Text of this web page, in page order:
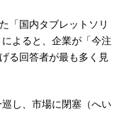
「国内タブレットソリ
よると、企業が「今注
る回答者が最も多く見
し、市場に閉塞（へい